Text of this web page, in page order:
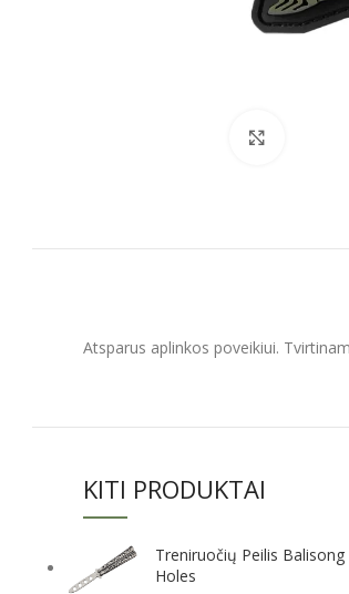
Atsparus aplinkos poveikiui.
KITI PRODUKTAI
Treniruočių Peilis Balisong
Holes